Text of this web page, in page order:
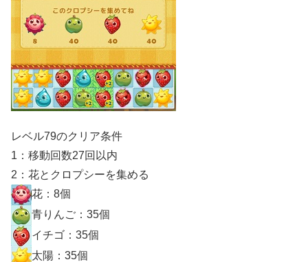
レベル79のクリア条件
1：移動回数27回以内
2：花とクロプシーを集める
花：8個
青りんご：35個
イチゴ：35個
太陽：35個